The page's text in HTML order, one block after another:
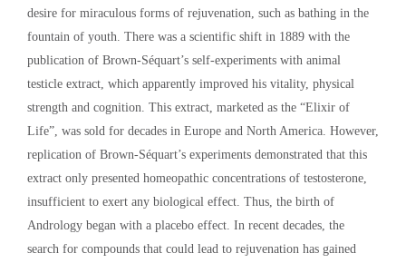
desire for miraculous forms of rejuvenation, such as bathing in the
fountain of youth. There was a scientific shift in 1889 with the
publication of Brown-Séquart’s self-experiments with animal
testicle extract, which apparently improved his vitality, physical
strength and cognition. This extract, marketed as the “Elixir of
Life”, was sold for decades in Europe and North America. However,
replication of Brown-Séquart’s experiments demonstrated that this
extract only presented homeopathic concentrations of testosterone,
insufficient to exert any biological effect. Thus, the birth of
Andrology began with a placebo effect. In recent decades, the
search for compounds that could lead to rejuvenation has gained